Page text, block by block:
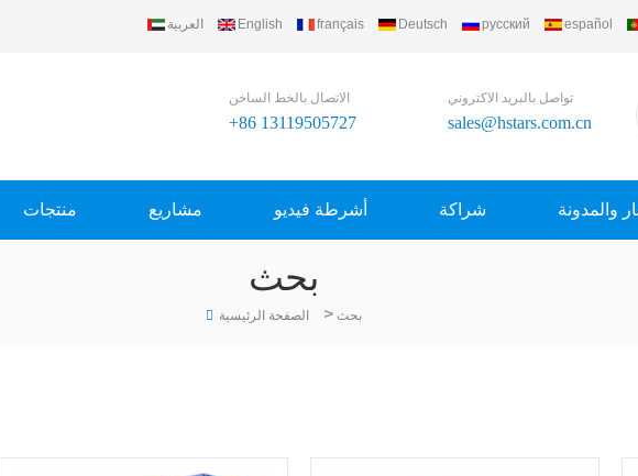
العربية English français Deutsch русский español
الاتصال بالخط الساخن
+86 13119505727
تواصل بالبريد الاكتروني
sales@hstars.com.cn
منتجات مشاريع أشرطة فيديو شراكة والمدونة
بحث
الصفحة الرئيسية > بحث